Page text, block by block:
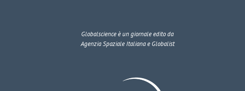
Globalscienceè un giornale edito da
Agenzia Spaziale Italiana e Globalist